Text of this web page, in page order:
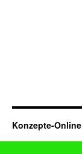
Konzepte-Online